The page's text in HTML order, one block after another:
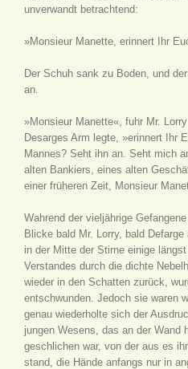
unverwandt betrachtend:
»Monsieur Manette, erinnert Ihr
Der Schuh sank zu Boden, und
an.
»Monsieur Manette«, fuhr Mr.
Desarges Arm legte, »erinnert Ihr
Mannes? Seht ihn an. Seht mich
alten Bankiers, eines alten
einer früheren Zeit, Monsieur
Wahrend der vieljährige
Blicke bald Mr. Lorry, bald
in der Mitte der Stirne einige
Verstandes durch die dichte
wieder in den Schatten zurück,
entschwunden. Jedoch sie waren
genau wiederholte sich der
jungen Wesens, das an der Wand
geschlichen war, von der aus es
stand, die Hände anfangs nur in